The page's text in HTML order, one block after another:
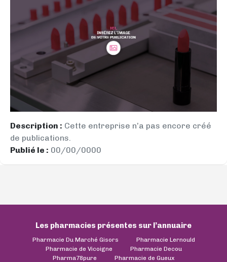
Description : Cette entreprise n’a pas encore créé
de publications.
Publié le : 00/00/0000
Les pharmacies présentes sur l’annuaire
Pharmacie Du Marché Gisors
Pharmacie Lernould
Pharmacie de Vicoigne
Pharmacie Decou
Pharma78pure
Pharmacie de Gueux